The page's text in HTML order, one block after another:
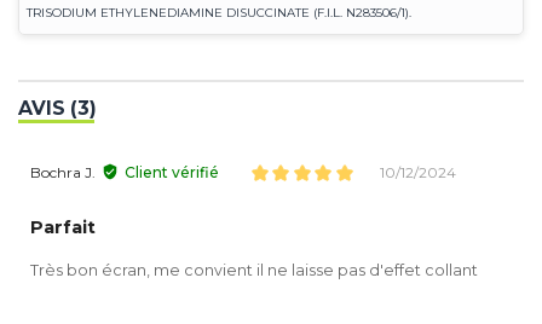
TRISODIUM ETHYLENEDIAMINE DISUCCINATE (F.I.L. N283506/1).
AVIS (3)
Bochra J. Client vérifié 10/12/2024
Parfait
Très bon écran, me convient il ne laisse pas d'effet collant